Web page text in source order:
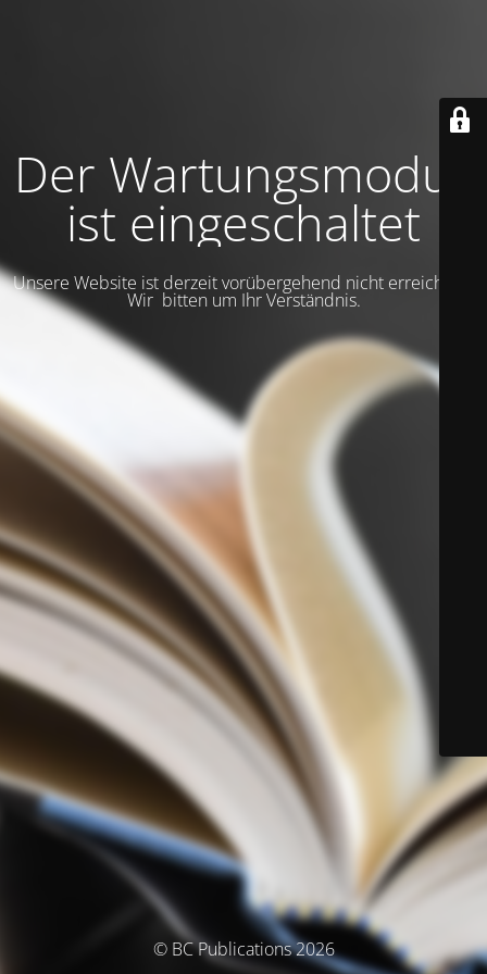
Der Wartungsmodus
ist eingeschaltet
Unsere Website ist derzeit vorübergehend nicht erreichbar.
Wir bitten um Ihr Verständnis.
© BC Publications 2026